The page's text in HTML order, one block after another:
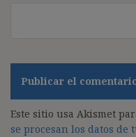
Este sitio usa Akismet
se procesan los datos de